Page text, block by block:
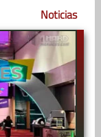
Noticias